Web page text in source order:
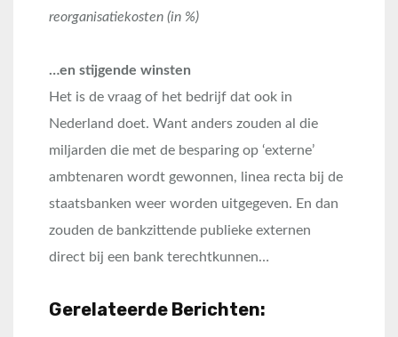
reorganisatiekosten (in %)
…en stijgende winsten
Het is de vraag of het bedrijf dat ook in
Nederland doet. Want anders zouden al die
miljarden die met de besparing op ‘externe’
ambtenaren wordt gewonnen, linea recta bij de
staatsbanken weer worden uitgegeven. En dan
zouden de bankzittende publieke externen
direct bij een bank terechtkunnen…
Gerelateerde Berichten: